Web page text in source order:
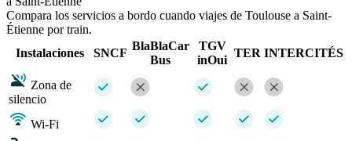
Compara los servicios a bordo cuando viajes de Toulouse a Saint-
Étienne por train.
Instalaciones
SNCF
BlaBlaCar
Bus
TGV
inOui
TER INTERCITÉS
Zona de
silencio
Wi-Fi